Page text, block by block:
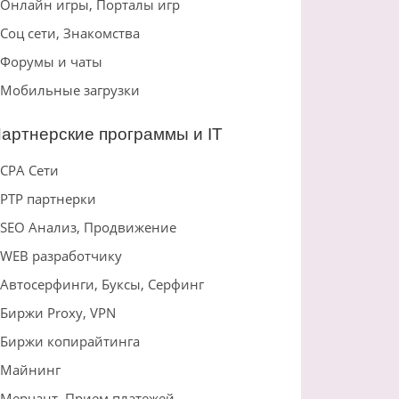
Онлайн игры, Порталы игр
Соц сети, Знакомства
Форумы и чаты
Мобильные загрузки
программы и IT
CPA Сети
PTP партнерки
SEO Анализ, Продвижение
WEB разработчику
Автосерфинги, Буксы, Серфинг
Биржи Proxy, VPN
Биржи копирайтинга
Майнинг